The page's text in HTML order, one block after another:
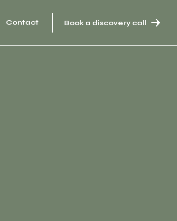
Contact Book a discovery call